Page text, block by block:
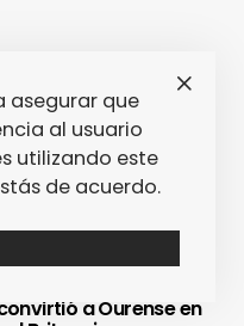
de vida
a Ourense en
asegurar que
al usuario
utilizando este
de acuerdo.